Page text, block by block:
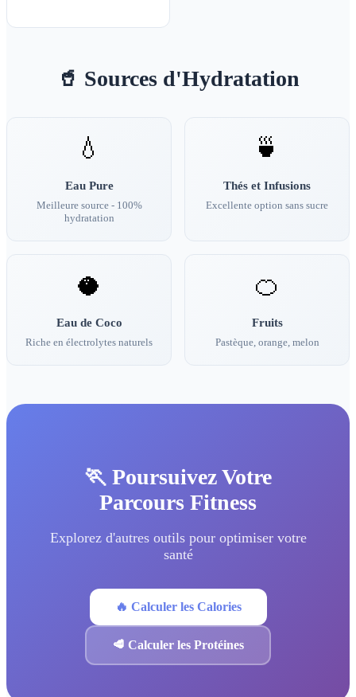
🥤 Sources d'Hydratation
💧
Eau Pure
Meilleure source - 100%
hydratation
🍵
Thés et Infusions
Excellente option sans sucre
🥥
Eau de Coco
Riche en électrolytes naturels
🍊
Fruits
Pastèque, orange, melon
🏃 Poursuivez Votre
Parcours Fitness
Explorez d'autres outils pour optimiser votre
santé
🔥 Calculer les Calories
🥩 Calculer les Protéines